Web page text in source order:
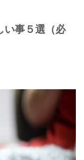
い事５選（必